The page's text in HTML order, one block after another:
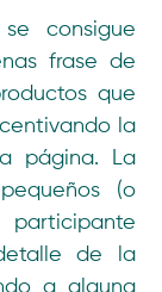
consigue
frase de
que
la
página. La
(o
de la
a alguna